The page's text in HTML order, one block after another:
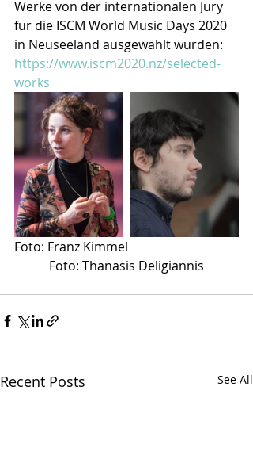
Werke von der internationalen Jury
für die ISCM World Music Days 2020
in Neuseeland ausgewählt wurden:
https://www.iscm2020.nz/selected-
works
Foto: Franz Kimmel
           Foto: Thanasis Deligiannis
Recent Posts See All